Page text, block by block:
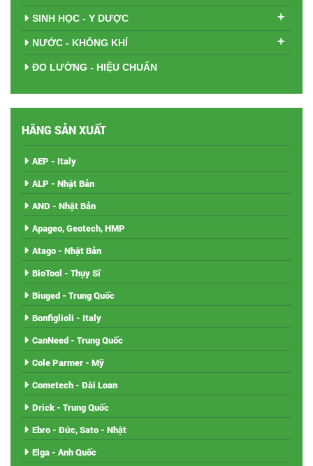
SINH HỌC - Y DƯỢC +
NƯỚC - KHÔNG KHÍ +
ĐO LƯỜNG - HIỆU CHUẨN
HÃNG SẢN XUẤT
AEP - Italy
ALP - Nhật Bản
AND - Nhật Bản
Apageo, Geotech, HMP
Atago - Nhật Bản
BioTool - Thụy Sĩ
Biuged - Trung Quốc
Bonfiglioli - Italy
CanNeed - Trung Quốc
Cole Parmer - Mỹ
Cometech - Đài Loan
Drick - Trung Quốc
Ebro - Đức, Sato - Nhật
Elga - Anh Quốc